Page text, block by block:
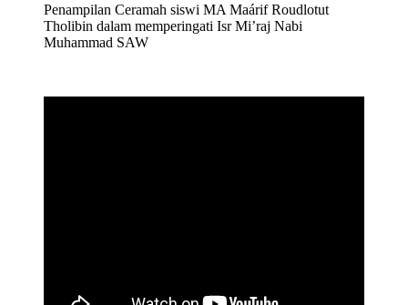
Penampilan Ceramah siswi MA Maárif Roudlotut
Tholibin dalam memperingati Isr Mi’raj Nabi
Muhammad SAW